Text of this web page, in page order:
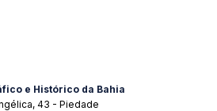
e Histórico da Bahia
43 - Piedade